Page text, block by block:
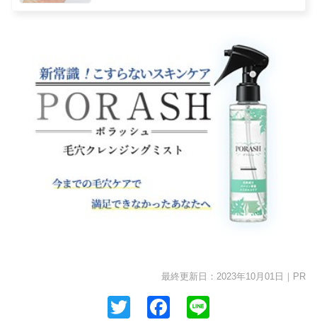
最終更新日：2023年10月01日 PR
TwitterFacebook